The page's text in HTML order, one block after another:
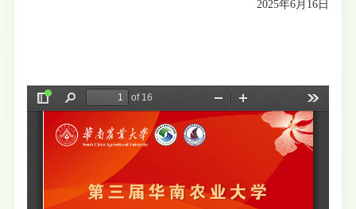
2025年6月16日